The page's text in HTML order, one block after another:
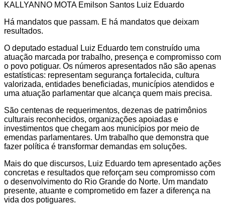
KALLYANNO MOTA Emilson Santos Luiz Eduardo
Há mandatos que passam. E há mandatos que deixam
resultados.
O deputado estadual Luiz Eduardo tem construído uma
atuação marcada por trabalho, presença e compromisso com
o povo potiguar. Os números apresentados não são apenas
estatísticas: representam segurança fortalecida, cultura
valorizada, entidades beneficiadas, municípios atendidos e
uma atuação parlamentar que alcança quem mais precisa.
São centenas de requerimentos, dezenas de patrimônios
culturais reconhecidos, organizações apoiadas e
investimentos que chegam aos municípios por meio de
emendas parlamentares. Um trabalho que demonstra que
fazer política é transformar demandas em soluções.
Mais do que discursos, Luiz Eduardo tem apresentado ações
concretas e resultados que reforçam seu compromisso com
o desenvolvimento do Rio Grande do Norte. Um mandato
presente, atuante e comprometido em fazer a diferença na
vida dos potiguares.